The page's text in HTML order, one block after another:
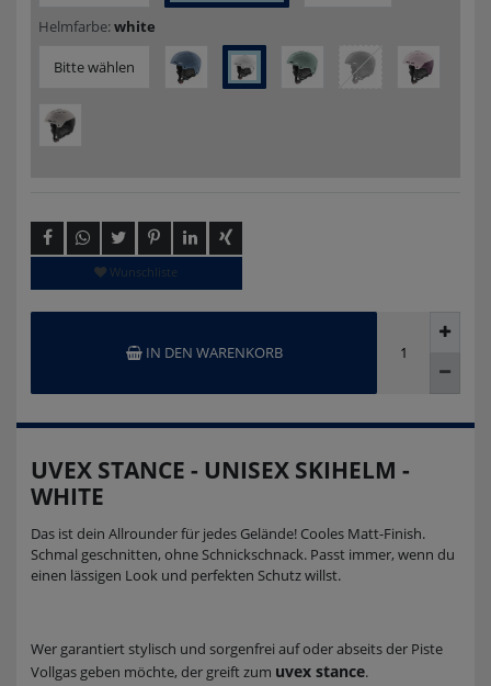
Helmfarbe:white
Bitte wählen
Wunschliste
IN DEN WARENKORB
UVEX STANCE - UNISEX SKIHELM -
WHITE
Das ist dein Allrounder für jedes Gelände! Cooles Matt-Finish.
Schmal geschnitten, ohne Schnickschnack. Passt immer, wenn du
einen lässigen Look und perfekten Schutz willst.
Wer garantiert stylisch und sorgenfrei auf oder abseits der Piste
Vollgas geben möchte, der greift zum uvex stance.